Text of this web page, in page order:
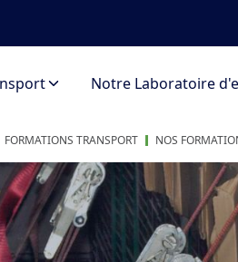
Notre Laboratoire
FORMATIONS TRANSPORT NOS